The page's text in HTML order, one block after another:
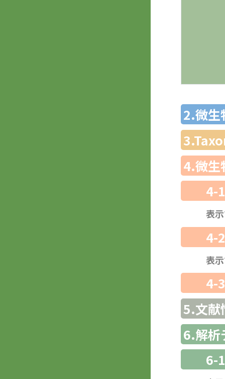
2.微生
4.微生
4-
表
4-
表
4-
5.文献
6.解析
6-